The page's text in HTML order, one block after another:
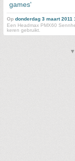
games'
Op donderdag 3 maart 2011
Een Headmax PMX60
keren gebruikt.
▼